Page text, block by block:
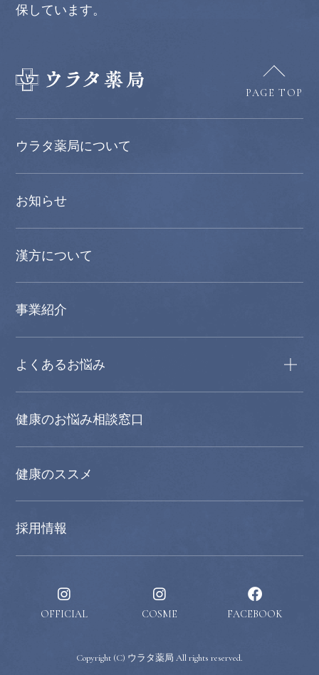
保しています。
PAGE TOP
ウラタ薬局について
お知らせ
漢方について
事業紹介
よくあるお悩み
健康のお悩み相談窓口
健康のススメ
採用情報
OFFICIAL COSME FACEBOOK
Copyright (C) ウラタ薬局 All rights reserved.